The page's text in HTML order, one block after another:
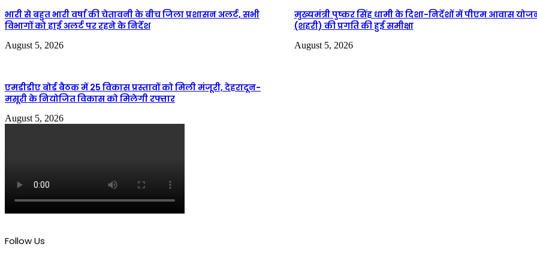
भारी से बहुत भारी वर्षा की चेतावनी के बीच जिला प्रशासन अलर्ट, सभी
विभागों को हाई अलर्ट पर रहने के निर्देश
August 5, 2026
मुख्यमंत्री पुष्कर सिंह धामी के दिशा-निर्देशों में पीएम आवास
(शहरी) की प्रगति की हुई समीक्षा
August 5, 2026
एमडीडीए बोर्ड बैठक में 25 विकास प्रस्तावों को मिली मंजूरी, देहरादून-
मसूरी के नियोजित विकास को मिलेगी रफ्तार
August 5, 2026
Follow Us